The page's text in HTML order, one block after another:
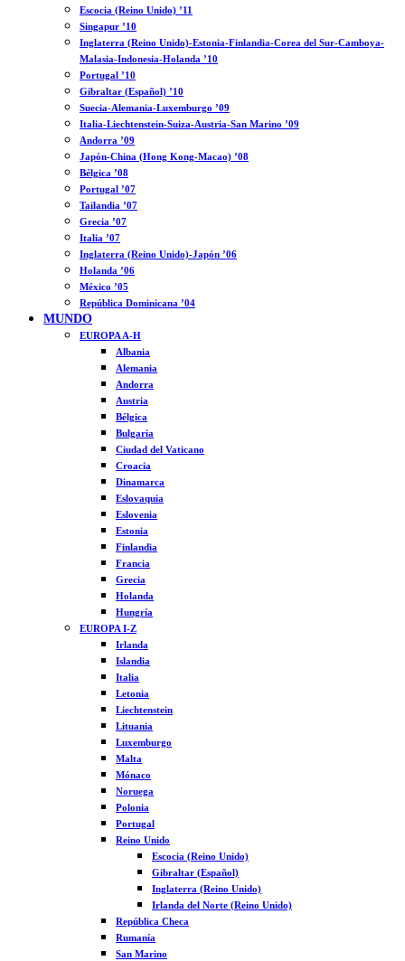
Escocia (Reino Unido) ’11
Singapur ’10
Inglaterra (Reino Unido)-Estonia-Finlandia-Corea del Sur-Camboya-
Malasia-Indonesia-Holanda ’10
Portugal ’10
Gibraltar (Español) ’10
Suecia-Alemania-Luxemburgo ’09
Italia-Liechtenstein-Suiza-Austria-San Marino ’09
Andorra ’09
Japón-China (Hong Kong-Macao) ’08
Bélgica ’08
Portugal ’07
Tailandia ’07
Grecia ’07
Italia ’07
Inglaterra (Reino Unido)-Japón ’06
Holanda ’06
México ’05
República Dominicana ’04
MUNDO
EUROPA A-H
Albania
Alemania
Andorra
Austria
Bélgica
Bulgaria
Ciudad del Vaticano
Croacia
Dinamarca
Eslovaquia
Eslovenia
Estonia
Finlandia
Francia
Grecia
Holanda
Hungría
EUROPA I-Z
Irlanda
Islandia
Italia
Letonia
Liechtenstein
Lituania
Luxemburgo
Malta
Mónaco
Noruega
Polonia
Portugal
Reino Unido
Escocia (Reino Unido)
Gibraltar (Español)
Inglaterra (Reino Unido)
Irlanda del Norte (Reino Unido)
República Checa
Rumanía
San Marino